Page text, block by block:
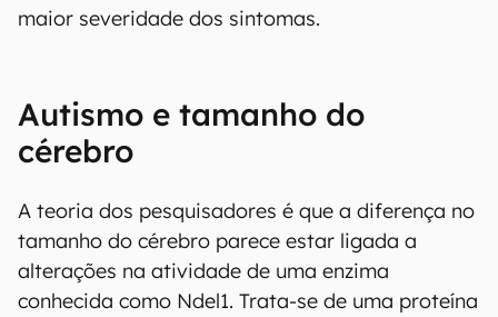
maior severidade dos sintomas.
Autismo e tamanho do
cérebro
A teoria dos pesquisadores é que a diferença no
tamanho do cérebro parece estar ligada a
alterações na atividade de uma enzima
conhecida como Ndel1. Trata-se de uma proteína